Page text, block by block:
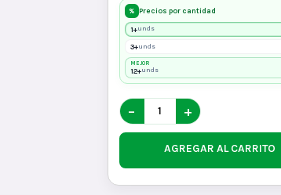
% Precios por cantidad
1+unds
3+unds
MEJOR
12+unds
− +
AGREGAR AL CARRITO